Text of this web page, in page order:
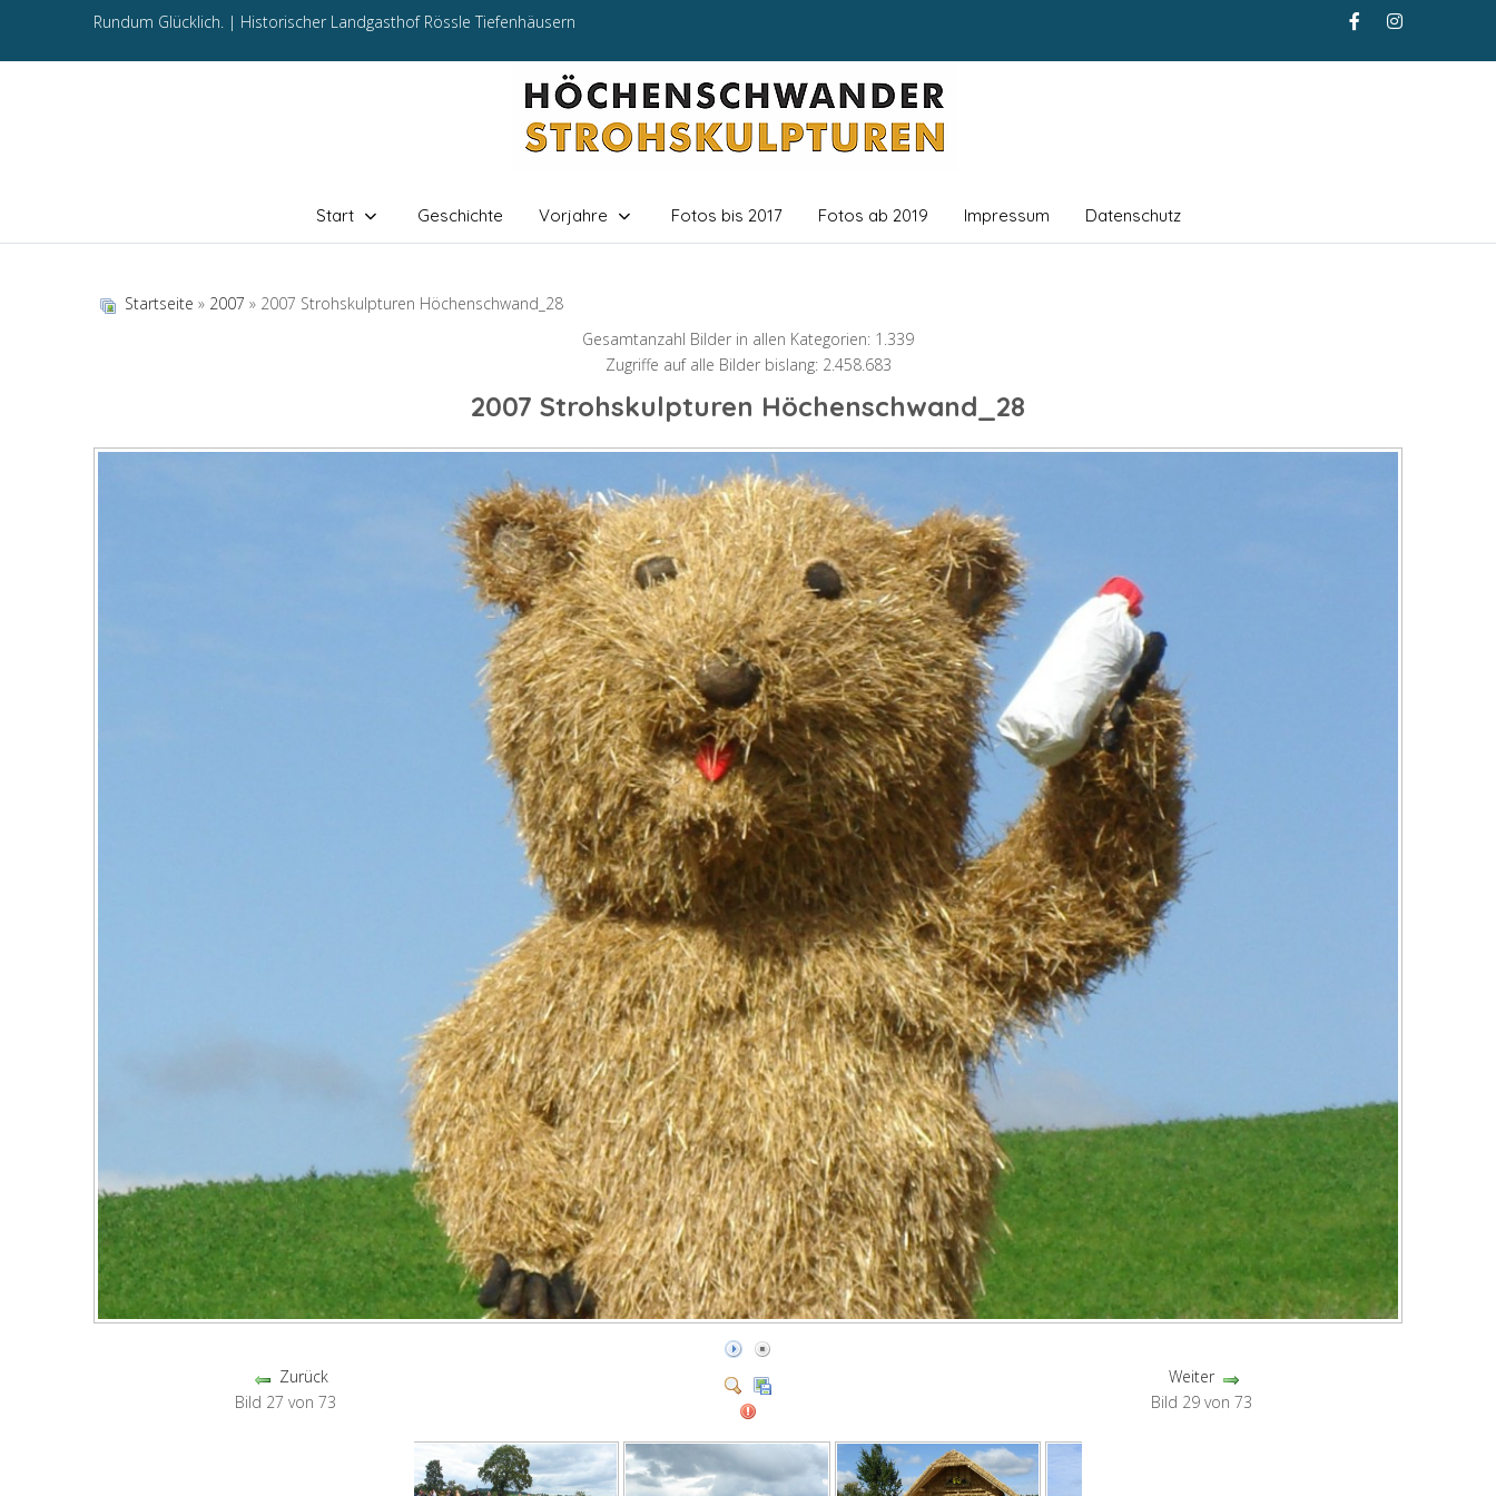
Rundum Glücklich. | Historischer Landgasthof Rössle Tiefenhäusern
Start Geschichte Vorjahre Fotos bis 2017 Fotos ab 2019 Impressum Datenschutz
Startseite » 2007 » 2007 Strohskulpturen Höchenschwand_28
Gesamtanzahl Bilder in allen Kategorien: 1.339
Zugriffe auf alle Bilder bislang: 2.458.683
2007 Strohskulpturen Höchenschwand_28
Zurück
Bild 27 von 73
Weiter
Bild 29 von 73